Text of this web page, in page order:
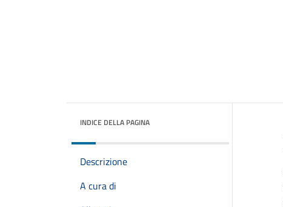
INDICE DELLA PAGINA
Descrizione
A cura di